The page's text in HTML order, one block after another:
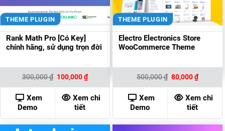
THEME PLUGIN
Rank Math Pro [Có Key]
chính hãng, sử dụng trọn đời
300,000₫ Giá
là:
300,000 ₫.
100,000₫Giá
hiện
tại
là:
100,000 ₫.
Xem
Demo
Xem chi
tiết
THEME PLUGIN
Electro Electronics Store
WooCommerce Theme
500,000₫ Giá
gốc
là:
500,000 ₫.
80,000₫Giá
hiện
tại
là:
80,000
Xem
Demo
Xem chi
tiết